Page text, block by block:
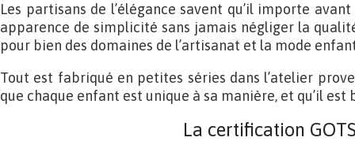
Les partisans de l’élégance savent qu’il importe
apparence de simplicité sans jamais négliger la
pour bien des domaines de l’artisanat et la mode
Tout est fabriqué en petites séries dans l’atelier
que chaque enfant est unique à sa manière, et qu’il est
La certification